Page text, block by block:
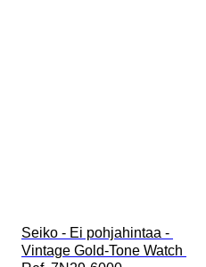
Seiko - Ei pohjahintaa -
Vintage Gold-Tone Watch